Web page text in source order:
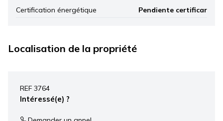
Certification énergétique Pendiente certificar
Localisation de la propriété
−
REF 3764
Intéressé(e) ?